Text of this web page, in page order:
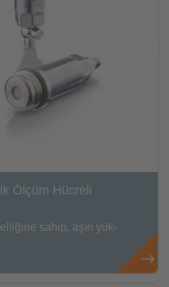
Ölçüm Hücreli
sahip, aşırı yük-